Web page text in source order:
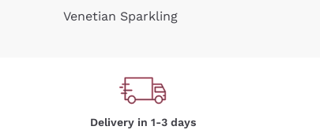
Venetian Sparkling
Delivery in 1-3 days